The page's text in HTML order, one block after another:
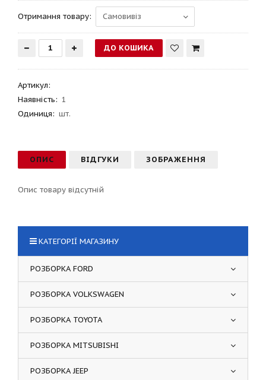
Отримання товару:
Артикул:
Наявність: 1
Одиниця: шт.
ОПИС ВІДГУКИ ЗОБРАЖЕННЯ
Опис товару відсутній
КАТЕГОРІЇ МАГАЗИНУ
РОЗБОРКА FORD
РОЗБОРКА VOLKSWAGEN
РОЗБОРКА TOYOTA
РОЗБОРКА MITSUBISHI
РОЗБОРКА JEEP